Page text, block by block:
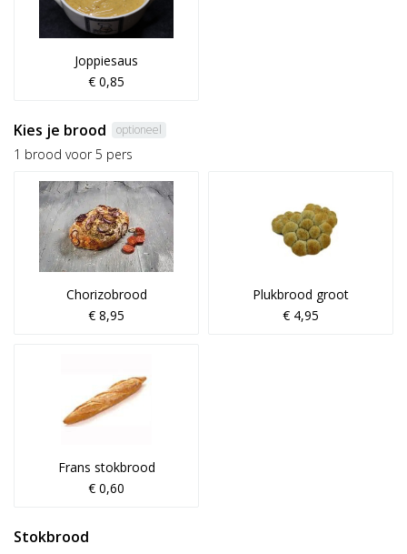
Stokbrood
Joppiesaus
€ 0,85
Kies je brood optioneel
1 brood voor 5 pers
Chorizobrood
€ 8,95
Plukbrood groot
€ 4,95
Frans stokbrood
€ 0,60